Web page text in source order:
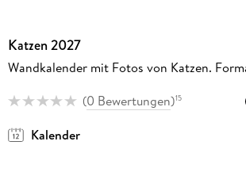
Katzen 2027
Wandkalender mit Fotos von Katzen.
(0 Bewertungen)15
Kalender